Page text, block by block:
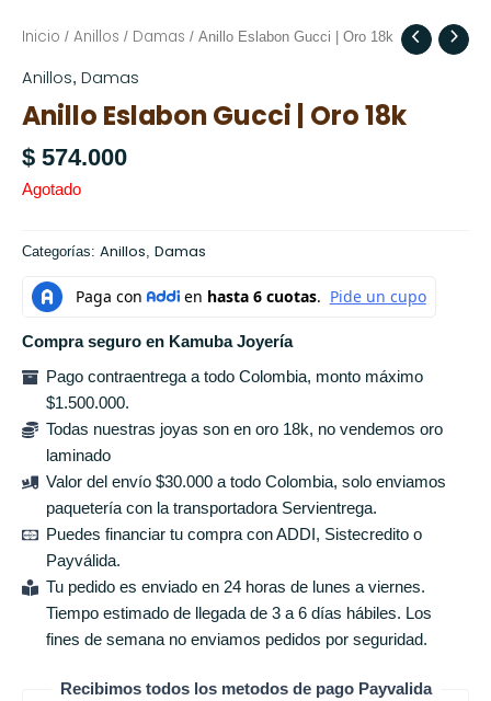
Inicio / Anillos / Damas / Anillo Eslabon Gucci | Oro 18k
Anillos, Damas
Anillo Eslabon Gucci | Oro 18k
$ 574.000
Agotado
Categorías: Anillos Damas
Compra seguro en Kamuba Joyería
Pago contraentrega a todo Colombia, monto máximo
$1.500.000.
Todas nuestras joyas son en oro 18k, no vendemos oro
laminado
Valor del envío $30.000 a todo Colombia, solo enviamos
paquetería con la transportadora Servientrega.
Puedes financiar tu compra con ADDI, Sistecredito o
Payválida.
Tu pedido es enviado en 24 horas de lunes a viernes.
Tiempo estimado de llegada de 3 a 6 días hábiles. Los
fines de semana no enviamos pedidos por seguridad.
Recibimos todos los metodos de pago Payvalida